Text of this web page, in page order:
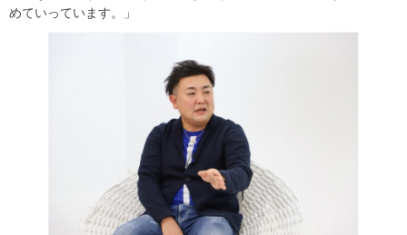
めていっています。」